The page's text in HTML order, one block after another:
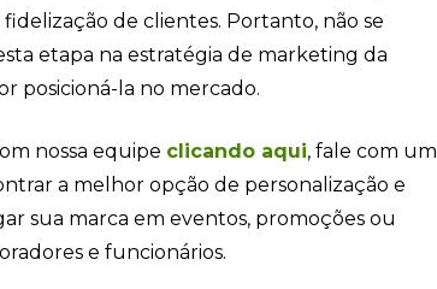
de clientes. Portanto, não se
etapa na estratégia de marketing da
posicioná-la no mercado.
nossa equipe clicando aqui, fale com um
a melhor opção de personalização e
sua marca em eventos, promoções ou
e funcionários.